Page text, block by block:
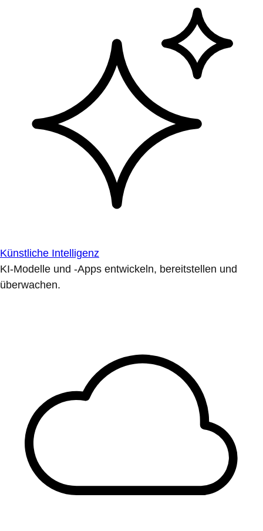
Künstliche Intelligenz
KI-Modelle und -Apps entwickeln, bereitstellen und
überwachen.